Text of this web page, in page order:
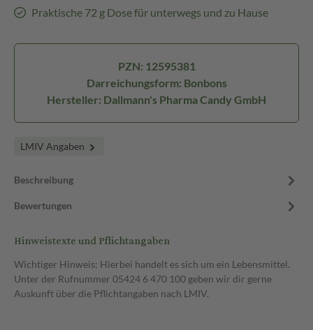
Praktische 72 g Dose für unterwegs und zu Hause
PZN: 12595381
Darreichungsform: Bonbons
Hersteller: Dallmann's Pharma Candy GmbH
LMIV Angaben
Beschreibung
Bewertungen
Hinweistexte und Pflichtangaben
Wichtiger Hinweis: Hierbei handelt es sich um ein Lebensmittel.
Unter der Rufnummer 05424 6 470 100 geben wir dir gerne
Auskunft über die Pflichtangaben nach LMIV.